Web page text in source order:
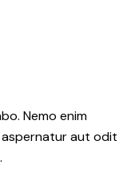
Nemo enim
aut odit